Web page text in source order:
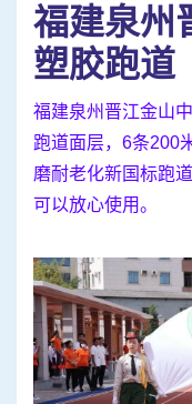
福建泉州
塑胶跑道
福建泉州晋江金山
跑道面层，6条200
磨耐老化新国标跑
可以放心使用。